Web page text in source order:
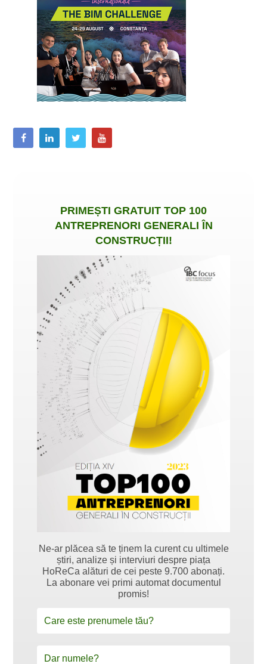
PRIMEȘTI GRATUIT TOP 100
ANTREPRENORI GENERALI ÎN
CONSTRUCȚII!
Ne-ar plăcea să te ținem la curent cu ultimele
știri, analize și interviuri despre piața
HoReCa alături de cei peste 9.700 abonați.
La abonare vei primi automat documentul
promis!